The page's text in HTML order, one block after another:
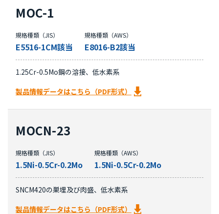
MOC-1
規格種類（JIS）
E5516-1CM該当
規格種類（AWS）
E8016-B2該当
1.25Cr-0.5Mo鋼の溶接、低水素系
製品情報データはこちら（PDF形式）
MOCN-23
規格種類（JIS）
1.5Ni-0.5Cr-0.2Mo
規格種類（AWS）
1.5Ni-0.5Cr-0.2Mo
SNCM420の巣埋及び肉盛、低水素系
製品情報データはこちら（PDF形式）